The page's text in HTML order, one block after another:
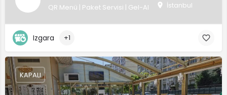
QR Menü | Paket Servisi | Gel-Al İstanbul
Izgara +1
KAPALI